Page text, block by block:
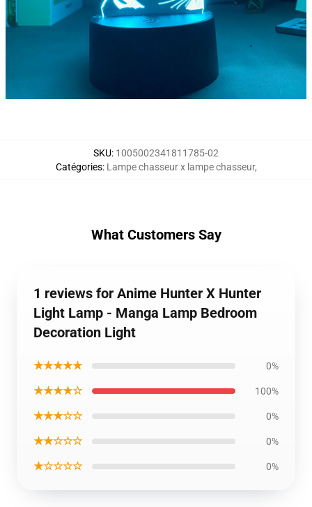
SKU: 1005002341811785-02
Catégories: Lampe chasseur x lampe chasseur,
What Customers Say
1 reviews for Anime Hunter X Hunter
Light Lamp - Manga Lamp Bedroom
Decoration Light
★★★★★ 0%
★★★★☆ 100%
★★★☆☆ 0%
★★☆☆☆ 0%
★☆☆☆☆ 0%